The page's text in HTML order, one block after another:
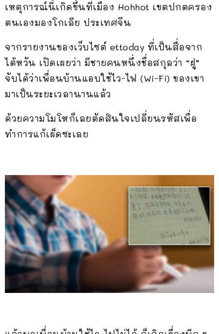
เหตุการณ์นี้เกิดขึ้นที่เมือง Hohhot เขตปกตครอง
ตนเองมองโกเลีย ประเทศจีน
จากรายงานของเว็บไซต์ ettoday ที่เป็นสื่อจาก
ไต้หวัน เปิดเผยว่า มีชายคนหนึ่งชื่อสกุลว่า “ฝู”
จับได้ว่าเพื่อนบ้านแอบใช้ไว-ไฟ (Wi-Fi) ของเขา
มาเป็นระยะเวลานานแล้ว
ด้วยความโมโหก็เลยตัดสินใจเปลี่ยนรหัสเพื่อ
ทำการแก้เผ็ดซะเลย